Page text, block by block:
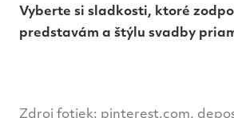
Vyberte si sladkosti, ktoré
predstavám a štýlu svadby
Zdroj fotiek: pinterest.com,